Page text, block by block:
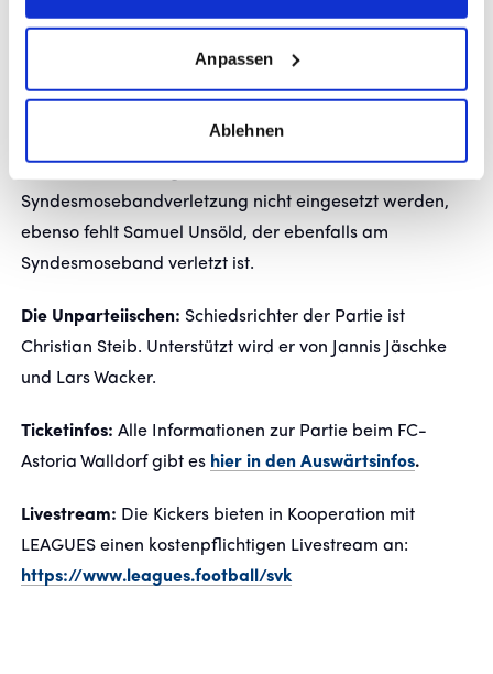
Anpassen
Ablehnen
Personalsituation bei den Kickers:
spielrechtlicher Klärungen nicht zur Verfügung. Nevio
Syndesmosebandverletzung nicht eingesetzt werden,
ebenso fehlt Samuel Unsöld, der ebenfalls am
Syndesmoseband verletzt ist.
Die Unparteiischen: Schiedsrichter der Partie ist
Christian Steib. Unterstützt wird er von Jannis Jäschke
und Lars Wacker.
Ticketinfos: Alle Informationen zur Partie beim FC-
Astoria Walldorf gibt es hier in den Auswärtsinfos.
Livestream: Die Kickers bieten in Kooperation mit
LEAGUES einen kostenpflichtigen Livestream an:
https://www.leagues.football/svk